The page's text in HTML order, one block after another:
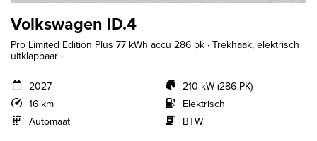
Volkswagen ID.4
Pro Limited Edition Plus 77 kWh accu 286 pk · Trekhaak, elektrisch
uitklapbaar ·
2027
16 km
Automaat
210 kW (286 PK)
Elektrisch
BTW